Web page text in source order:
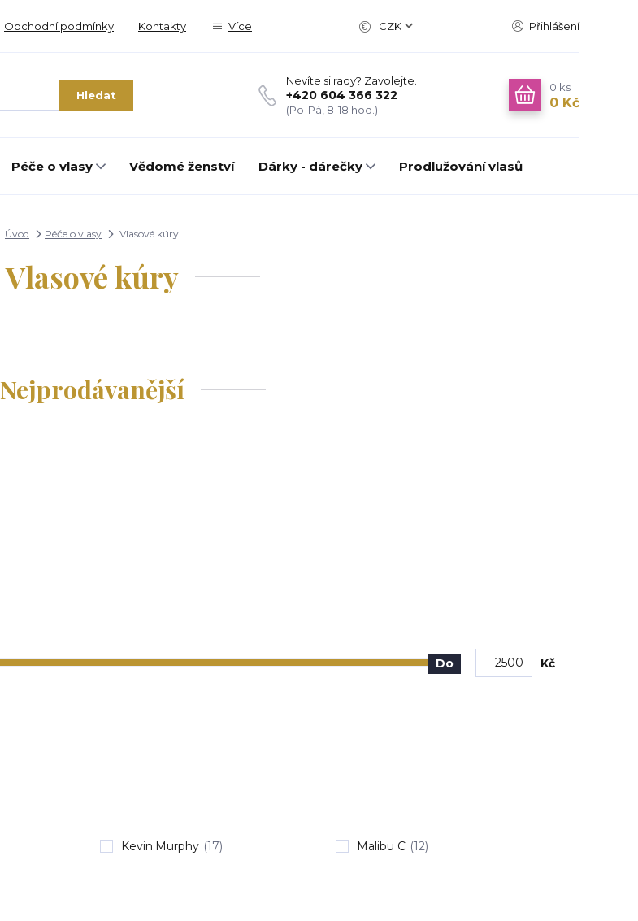
Obchodní podmínky Kontakty Více CZK Přihlášení
Hledat
Nevíte si rady? Zavolejte.
+420 604 366 322
(Po-Pá, 8-18 hod.)
0 ks
0 Kč
Péče o vlasy Vědomé ženství Dárky - dárečky Prodlužování vlasů
Úvod Péče o vlasy Vlasové kúry
Vlasové kúry
Nejprodávanější
Do Kč
Kevin.Murphy (17) Malibu C (12)